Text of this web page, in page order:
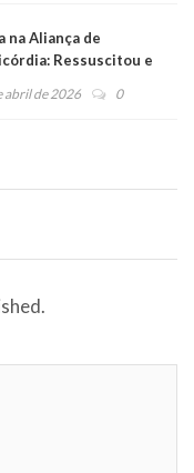
na Aliança de
Ressuscitou e
abril de 2026 0